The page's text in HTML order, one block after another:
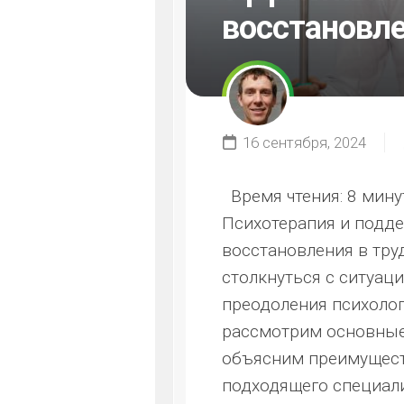
16 сентября, 2024
Время чтения: 8
Психотерапия и
восстановления в
столкнуться с
преодоления
рассмотрим
объясним
подходящего